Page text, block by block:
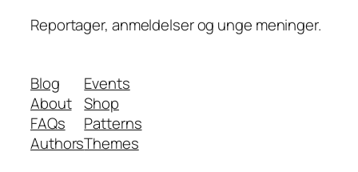
Reportager, anmeldelser og unge meninger.
Blog
About
FAQs
Authors
Events
Shop
Patterns
Themes